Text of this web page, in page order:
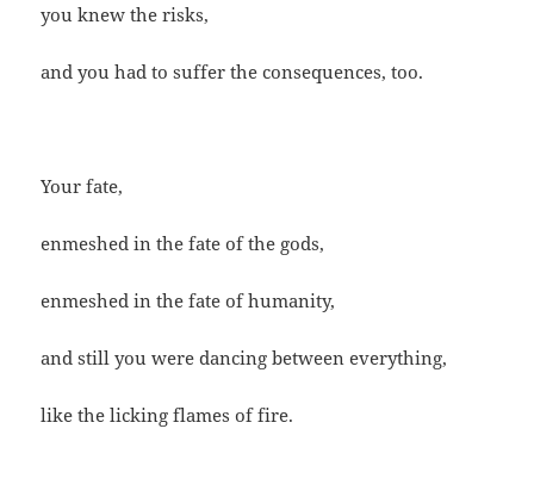
you knew the risks,
and you had to suffer the consequences, too.
Your fate,
enmeshed in the fate of the gods,
enmeshed in the fate of humanity,
and still you were dancing between everything,
like the licking flames of fire.